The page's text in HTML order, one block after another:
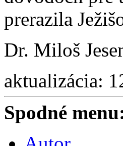
prerazila
Dr. Miloš
aktualizácia:
Spodné